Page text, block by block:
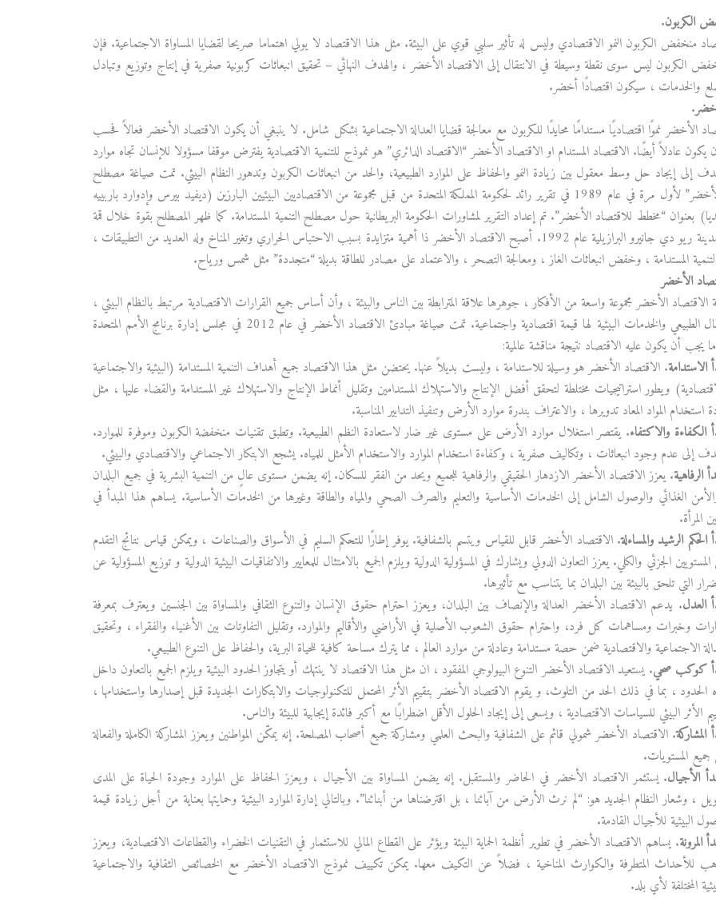
الكربون.
منخفض الكربون النمو الاقتصادي وليس له تأثير سلبي قوي على البيئة. مثل هذا الاقتصاد لا يولي اهتماما صريحا لقضايا المساواة الاجتماعية. فإن
الكربون ليس سوى نقطة وسيطة في الانتقال إلى الاقتصاد الأخضر ، والهدف النهائي – تحقيق انبعاثات كربونية صفرية في إنتاج وتوزيع وتبادل
والخدمات ، سيكون اقتصادًا أخضر.
.
الأخضر نموًا اقتصاديًا مستدامًا محايدًا للكربون مع معالجة قضايا العدالة الاجتماعية بشكل شامل. لا ينبغي أن يكون الاقتصاد الأخضر فعالاً فحسب
عادلاً أيضًا. الاقتصاد المستدام او الاقتصاد الأخضر “الاقتصاد الدائري” هو نموذج للتنمية الاقتصادية يفترض موقفا مسؤولا للإنسان تجاه موارد
إلى إيجاد حل وسط معقول بين زيادة النمو والحفاظ على الموارد الطبيعية، والحد من انبعاثات الكربون وتدهور النظام البيئي. تمت صياغة مصطلح
“الاقتصاد الأخضر” لأول مرة في عام 1989 في تقرير رائد لحكومة المملكة المتحدة من قبل مجموعة من الاقتصاديين البيئيين البارزين (ديفيد بيرس وإدوارد باربييه
بعنوان “مخطط للاقتصاد الأخضر”. تم إعداد التقرير لمشاورات الحكومة البريطانية حول مصطلح التنمية المستدامة. كما ظهر المصطلح بقوة خلال قمة
الأرض في مدينة ريو دي جانيرو البرازيلية عام 1992. أصبح الاقتصاد الأخضر ذا أهمية متزايدة بسبب الاحتباس الحراري وتغير المناخ وله العديد من التطبيقات ،
المستدامة ، وخفض انبعاثات الغاز ، ومعالجة التصحر ، والاعتماد على مصادر للطاقة بديلة “متجددة” مثل شمس ورياح.
الأخضر
الأخضر مجموعة واسعة من الأفكار ، جوهرها علاقة المترابطة بين الناس والبيئة ، وأن أساس جميع القرارات الاقتصادية مرتبط بالنظام البيئي ،
وأن رأس المال الطبيعي والخدمات البيئية لها قيمة اقتصادية واجتماعية. تمت صياغة مبادئ الاقتصاد الأخضر في عام 2012 في مجلس إدارة برنامج الأمم المتحدة
يجب أن يكون عليه الاقتصاد نتيجة مناقشة عالمية:
الاستدامة. الاقتصاد الأخضر هو وسيلة للاستدامة ، وليست بديلاً عنها. يحتضن مثل هذا الاقتصاد جميع أهداف التنمية المستدامة (البيئية والاجتماعية
ويطور استراتيجيات مختلطة لتحقق أفضل الإنتاج والاستهلاك المستدامين وتقليل أنماط الإنتاج والاستهلاك غير المستدامة والقضاء عليها ، مثل
استخدام المواد المعاد تدويرها ، والاعتراف بندرة موارد الأرض وتنفيذ التدابير المناسبة.
الكفاءة والاكتفاء. يقتصر استغلال موارد الأرض على مستوى غير ضار لاستعادة النظم الطبيعية. وتطبق تقنيات منخفضة الكربون وموفرة للموارد.
إلى عدم وجود انبعاثات ، وتكاليف صفرية ، وكفاءة استخدام الموارد والاستخدام الأمثل للمياه. يشجع الابتكار الاجتماعي والاقتصادي والبيئي.
الرفاهية. يعزز الاقتصاد الأخضر الازدهار الحقيقي والرفاهية للجميع ويحد من الفقر للسكان. إنه يضمن مستوى عالٍ من التنمية البشرية في جميع البلدان
الغذائي والوصول الشامل إلى الخدمات الأساسية والتعليم والصرف الصحي والمياه والطاقة وغيرها من الخدمات الأساسية. يساهم هذا المبدأ في
المرأة.
الحكم الرشيد والمساءلة. الاقتصاد الأخضر قابل للقياس ويتسم بالشفافية. يوفر إطارًا للتحكم السليم في الأسواق والصناعات ، ويمكن قياس نتائج التقدم
الجزئي والكلي. يعزز التعاون الدولي ويشارك في المسؤولية الدولية ويلزم الجميع بالامتثال للمعايير والاتفاقيات البيئية الدولية و توزيع المسؤولية عن
التي تلحق بالبيئة بين البلدان بما يتناسب مع تأثيرها.
العدل. يدعم الاقتصاد الأخضر العدالة والإنصاف بين البلدان، ويعزز احترام حقوق الإنسان والتنوع الثقافي والمساواة بين الجنسين ويعترف بمعرفة
وخبرات ومساهمات كل فرد، واحترام حقوق الشعوب الأصلية في الأراضي والأقاليم والموارد. وتقليل التفاوتات بين الأغنياء والفقراء ، وتحقيق
الاجتماعية والاقتصادية ضمن حصة مستدامة وعادلة من موارد العالم ، مما يترك مساحة كافية للحياة البرية، والحفاظ على التنوع الطبيعي.
كوكب صحي. يستعيد الاقتصاد الأخضر التنوع البيولوجي المفقود ، ان مثل هذا الاقتصاد لا ينتهك أو يتجاوز الحدود البيئية ويلزم الجميع بالتعاون داخل
الحدود ، بما في ذلك الحد من التلوث، و يقوم الاقتصاد الأخضر بتقييم الأثر المحتمل للتكنولوجيات والابتكارات الجديدة قبل إصدارها واستخدامها ،
الأثر البيئي للسياسات الاقتصادية ، ويسعى إلى إيجاد الحلول الأقل اضطرابًا مع أكبر فائدة إيجابية للبيئة والناس.
المشاركة. الاقتصاد الأخضر شمولي قائم على الشفافية والبحث العلمي ومشاركة جميع أصحاب المصلحة. إنه يمكّن المواطنين ويعزز المشاركة الكاملة والفعالة
جميع المستويات.
الأجيال. يستثمر الاقتصاد الأخضر في الحاضر والمستقبل. إنه يضمن المساواة بين الأجيال ، ويعزز الحفاظ على الموارد وجودة الحياة على المدى
، وشعار النظام الجديد هو: “لم نرث الأرض من آبائنا ، بل اقترضناها من أبنائنا”. وبالتالي إدارة الموارد البيئية وحمايتها بعناية من أجل زيادة قيمة
البيئية للأجيال القادمة.
المرونة. يساهم الاقتصاد الأخضر في تطوير أنظمة الحماية البيئة ويؤثر على القطاع المالي للاستثمار في التقنيات الخضراء والقطاعات الاقتصادية، ويعزز
للأحداث المتطرفة والكوارث المناخية ، فضلاً عن التكيف معها. يمكن تكييف نموذج الاقتصاد الأخضر مع الخصائص الثقافية والاجتماعية
المختلفة لأي بلد.